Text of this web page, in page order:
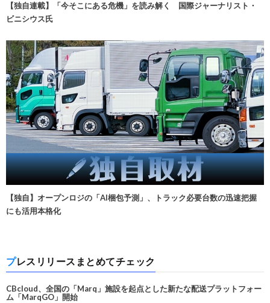
【独自連載】「今そこにある危機」を読み解く 国際ジャーナリスト・
ビニシウス氏
【独自】オープンロジの「AI梱包予測」、トラック必要台数の迅速把握
にも活用本格化
プレスリリースまとめてチェック
CBcloud、全国の「Marq」施設を起点とした新たな配送プラットフォー
ム「MarqGO」開始